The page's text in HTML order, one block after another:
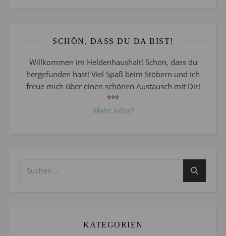
SCHÖN, DASS DU DA BIST!
Willkommen im Heldenhaushalt! Schön, dass du
hergefunden hast! Viel Spaß beim Stöbern und ich
freue mich über einen schönen Austausch mit Dir!
***
Mehr Infos?
KATEGORIEN